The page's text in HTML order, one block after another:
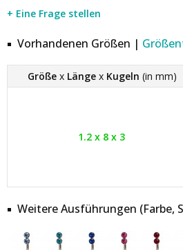
+ Eine Frage stellen
Vorhandenen Größen |
Größe x Länge x Kugeln (in mm)
1.2 x 8 x 3
Weitere Ausführungen (Farbe,